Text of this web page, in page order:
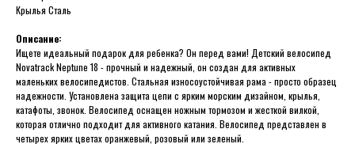
Крылья Сталь
Описание:
Ищете идеальный подарок для ребенка? Он перед вами! Детский велосипед
Novatrack Neptune 18 - прочный и надежный, он создан для активных
маленьких велосипедистов. Стальная износоустойчивая рама - просто образец
надежности. Установлена защита цепи с ярким морским дизайном, крылья,
катафоты, звонок. Велосипед оснащен ножным тормозом и жесткой вилкой,
которая отлично подходит для активного катания. Велосипед представлен в
четырех ярких цветах оранжевый, розовый или зеленый.